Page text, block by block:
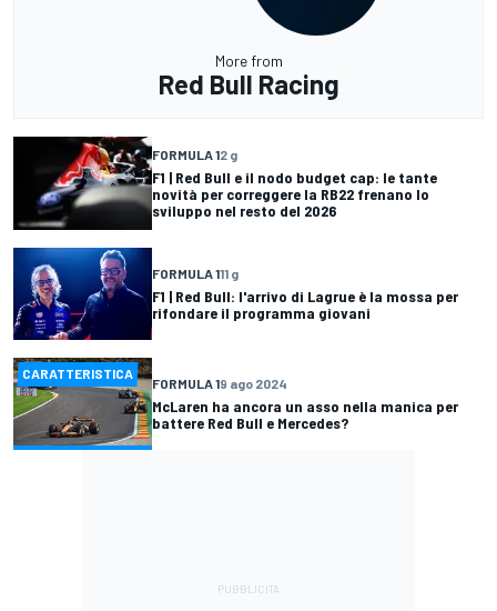
More from
Red Bull Racing
FORMULA 12 g
F1 | Red Bull e il nodo budget cap: le tante
novità per correggere la RB22 frenano lo
sviluppo nel resto del 2026
FORMULA 111 g
F1 | Red Bull: l'arrivo di Lagrue è la mossa per
rifondare il programma giovani
CARATTERISTICA
FORMULA 19 ago 2024
McLaren ha ancora un asso nella manica per
battere Red Bull e Mercedes?